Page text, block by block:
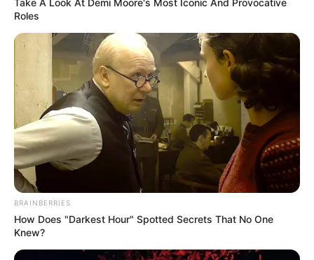
Roles
BRAINBERRIES
How Does "Darkest Hour" Spotted Secrets That No One
Knew?